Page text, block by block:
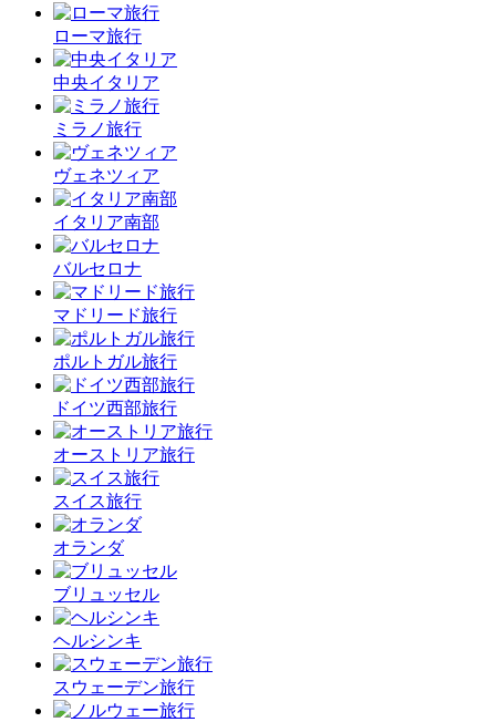
ローマ旅行
中央イタリア
ミラノ旅行
ヴェネツィア
イタリア南部
バルセロナ
マドリード旅行
ポルトガル旅行
ドイツ西部旅行
オーストリア旅行
スイス旅行
オランダ
ブリュッセル
ヘルシンキ
スウェーデン旅行